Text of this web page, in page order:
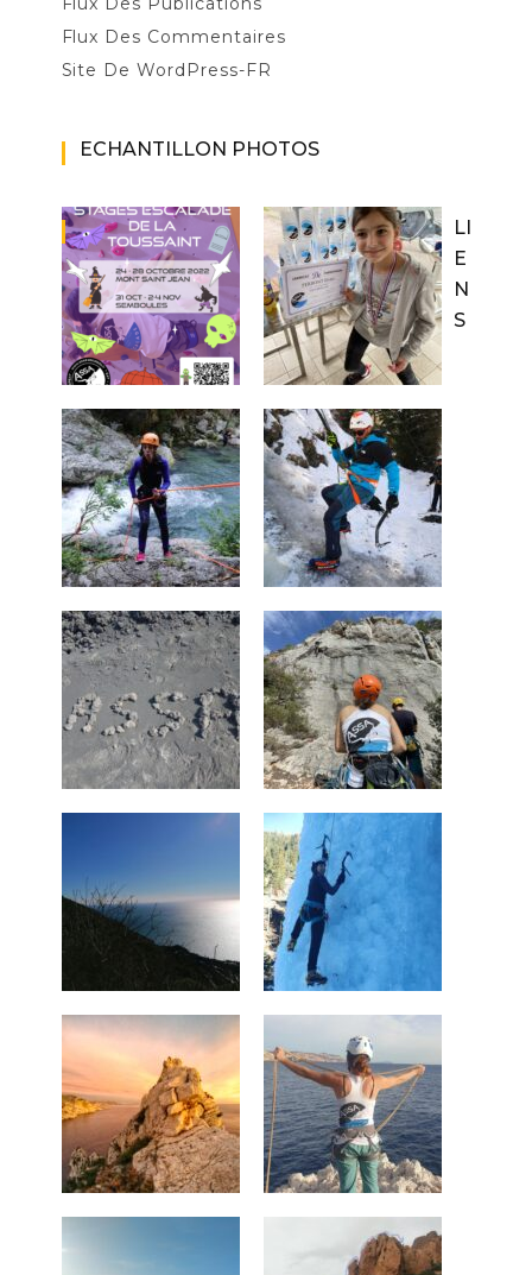
Flux Des Commentaires
Site De WordPress-FR
ECHANTILLON PHOTOS
LI
E
N
S